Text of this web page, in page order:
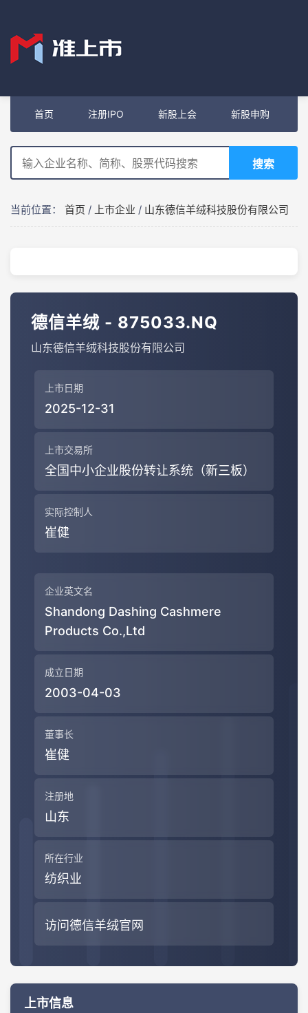
首页 注册IPO 新股上会 新股申购
搜索
当前位置： 首页 / 上市企业 / 山东德信羊绒科技股份有限公司
德信羊绒 - 875033.NQ
山东德信羊绒科技股份有限公司
上市日期
2025-12-31
上市交易所
全国中小企业股份转让系统（新三板）
实际控制人
崔健
企业英文名
Shandong Dashing Cashmere
Products Co.,Ltd
成立日期
2003-04-03
董事长
崔健
注册地
山东
所在行业
纺织业
访问德信羊绒官网
上市信息